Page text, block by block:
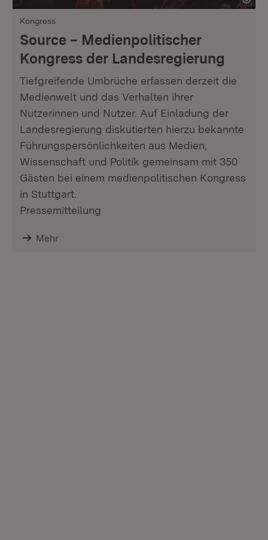
Kongress
Source – Medienpolitischer
Kongress der Landesregierung
Tiefgreifende Umbrüche erfassen derzeit die
Medienwelt und das Verhalten ihrer
Nutzerinnen und Nutzer. Auf Einladung der
Landesregierung diskutierten hierzu bekannte
Führungspersönlichkeiten aus Medien,
Wissenschaft und Politik gemeinsam mit 350
Gästen bei einem medienpolitischen Kongress
in Stuttgart.
Pressemitteilung
Mehr